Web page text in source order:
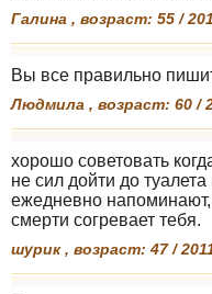
Галина , возраст: 55 /
Вы все правильно
Людмила , возраст: 60 /
хорошо советовать
не сил дойти до
ежедневно напоминают,
смерти согревает тебя.
шурик , возраст: 47 /